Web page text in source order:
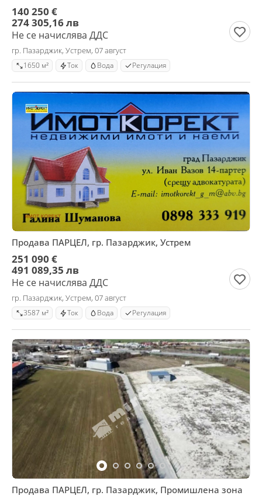
140 250 €
274 305,16 лв
Не се начислява ДДС
гр. Пазарджик, Устрем, 07 август
1650 м² Ток Вода Регулация
Продава ПАРЦЕЛ, гр. Пазарджик, Устрем
251 090 €
491 089,35 лв
Не се начислява ДДС
гр. Пазарджик, Устрем, 07 август
3587 м² Ток Вода Регулация
Продава ПАРЦЕЛ, гр. Пазарджик, Промишлена зона